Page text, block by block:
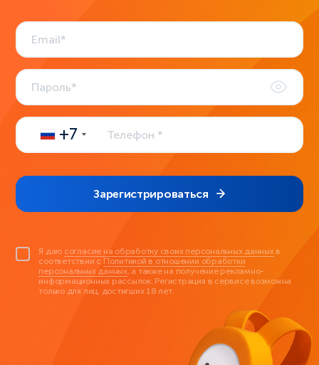
+7
Зарегистрироваться
Я даю согласие на обработку своих персональных данныхв
соответствии с Политикой в отношении обработки
персональных данных, а также на получение рекламно-
информационных рассылок. Регистрация в сервисе возможна
только для лиц, достигших 18 лет.